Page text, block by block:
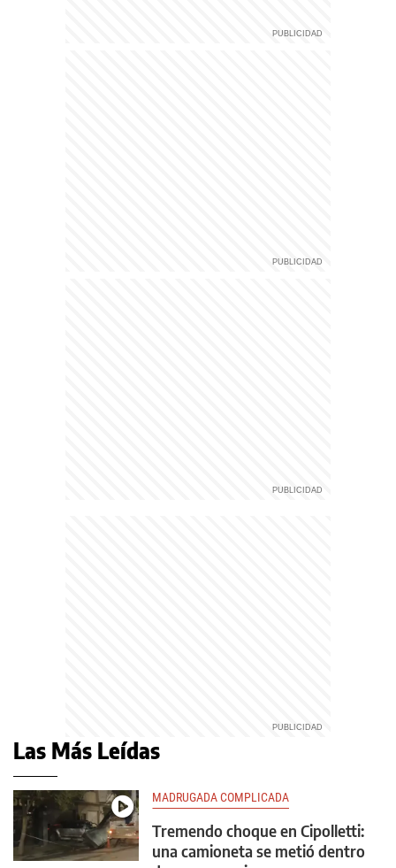
Las Más Leídas
MADRUGADA COMPLICADA
Tremendo choque en Cipolletti:
una camioneta se metió dentro